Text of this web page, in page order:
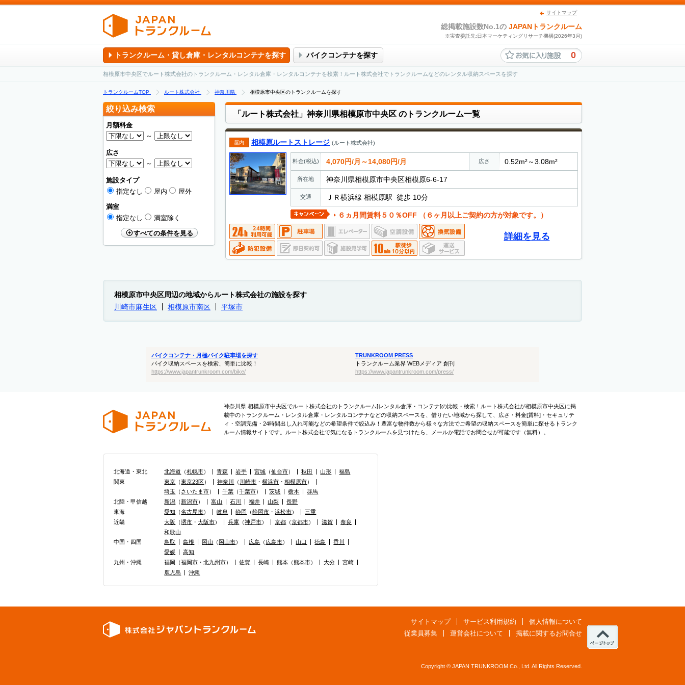
サイトマップ
総掲載施設数No.1の JAPANトランクルーム
※実査委託先:日本マーケティングリサーチ機構(2026年3月)
トランクルーム・貸し倉庫・レンタルコンテナを探す バイクコンテナを探す 0
相模原市中央区でルート株式会社のトランクルーム・レンタル倉庫・レンタルコンテナを検索！ルート株式会社でトランクルームなどのレンタル収納スペースを探す
トランクルームTOP ルート株式会社 神奈川県 相模原市中央区のトランクルームを探す
「ルート株式会社」神奈川県相模原市中央区 のトランクルーム一覧
屋内 相模原ルートストレージ (ルート株式会社)
料金(税込) 4,070円/月～14,080円/月 広さ 0.52m²～3.08m²
所在地 神奈川県相模原市中央区相模原6-6-17
交通 ＪＲ横浜線 相模原駅 徒歩 10分
６ヵ月間賃料５０％OFF （６ヶ月以上ご契約の方が対象です。）
詳細を見る
絞り込み検索
月額料金
～
広さ
～
施設タイプ
指定なし
屋内
屋外
満室
指定なし
満室除く
すべての条件を見る
相模原市中央区周辺の地域からルート株式会社の施設を探す
川崎市麻生区
相模原市南区 平塚市
バイクコンテナ・月極バイク駐車場を探す
バイク収納スペースを検索、簡単に比較！
https://www.japantrunkroom.com/bike/
TRUNKROOM PRESS
トランクルーム業界 WEBメディア 創刊
https://www.japantrunkroom.com/press/
神奈川県 相模原市中央区でルート株式会社のトランクルーム[レンタル倉庫・コンテナ]の比較・検索！ルート株式会社が相模原市中央区に掲
載中のトランクルーム・レンタル倉庫・レンタルコンテナなどの収納スペースを、借りたい地域から探して、広さ・料金[賃料]・セキュリテ
ィ・空調完備・24時間出し入れ可能などの希望条件で絞込み！豊富な物件数から様々な方法でご希望の収納スペースを簡単に探せるトランク
ルーム情報サイトです。ルート株式会社で気になるトランクルームを見つけたら、メールか電話でお問合せが可能です（無料）。
北海道・東北 北海道 （札幌市） 青森 岩手 宮城 （仙台市） 秋田 山形
福島
関東
東京 （東京23区） 神奈川 （ 川崎市 ・横浜市 ・相模原市）
埼玉
（さいたま市） 千葉 （千葉市） 茨城 栃木
群馬
北陸・甲信越
新潟 （新潟市） 富山 石川 福井 山梨
長野
東海
愛知 （名古屋市） 岐阜 静岡 （静岡市 ・浜松市）
三重
近畿
大阪 （堺市 ・大阪市） 兵庫 （神戸市） 京都 （京都市） 滋賀
奈良
和歌山
中国・四国
鳥取 島根 岡山 （ 岡山市） 広島 （広島市） 山口 徳島
香川
愛媛
高知
九州・沖縄
福岡 （福岡市 ・北九州市） 佐賀 長崎 熊本 （熊本市） 大分
宮崎
鹿児島
沖縄
サイトマップ サービス利用規約
個人情報について
従業員募集
運営会社について 掲載に関するお問合せ
Copyright © JAPAN TRUNKROOM Co., Ltd. All Rights Reserved.